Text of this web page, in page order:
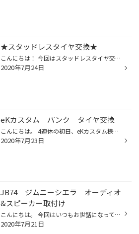
★スタッドレスタイヤ交換★
こんにちは！ 今回はスタッドレスタイヤ交換のご紹介です！ 下の写真は ブリヂストン ブリザック ＶＲＸ 185/65R15 2013年製のタイヤです！ タイヤはゴムでできている為、紫外線などにより劣化していきます。 スタッドレスタイヤは特に、柔らかいゴムで雪や氷を掴むことで、車両を止めてくれます。 ...
2020年7月24日
eKカスタム パンク タイヤ交換
こんにちは。 4連休の初日、eKカスタム様がロードサービスのレッカー車で運ばれてきました。パンクをされているとの事でタイヤの状態を確認していきます。 ロードサービス様の応急処置にてタイヤに空気が入っています。外観ではそれほど問題が無いように見えます。しかし、タイヤの内側がどうなって...
2020年7月23日
JB74 ジムニーシエラ オーディオ
&スピーカー取付け
こんにちは。 今回はいつもお世話になっているジムニーシエラ様にオーディオとスピーカーを取付けさせて頂きました。 今回ご用意させて頂いたのはこの4点です。オーディオはカロッツェリアのDEH-7100。Bluetooth対応の1DINタイプです。そして2DINのスペーサーとして小物入れをセット。スピーカーは...
2020年7月21日